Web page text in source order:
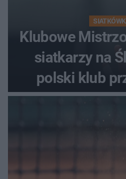
Klubowe
siatkarzy na
polski klub